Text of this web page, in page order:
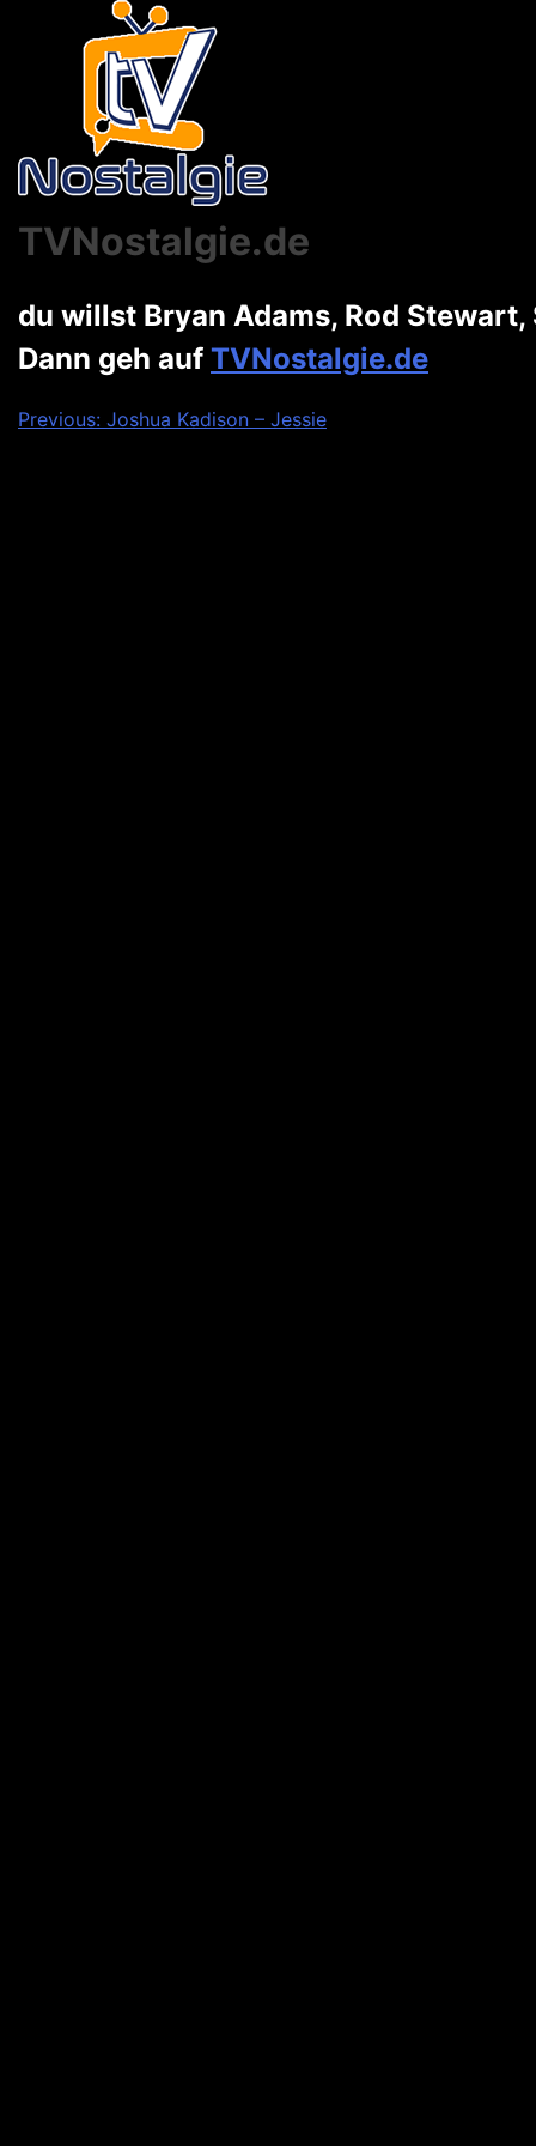
TVNostalgie.de
du willst Bryan Adams, Rod
Dann geh auf TVNostalgie.de
Beitragsnavigation
Previous: Joshua Kadison – Jessie